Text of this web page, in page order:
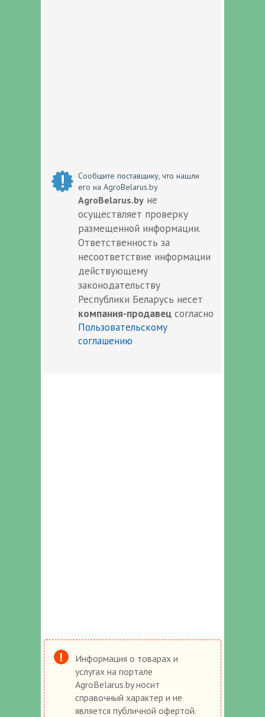
Сообщите поставщику, что нашли
его на AgroBelarus.by
AgroBelarus.by не
осуществляет проверку
размещенной информации.
Ответственность за
несоответствие информации
действующему
законодательству
Республики Беларусь несет
компания-продавец согласно
Пользовательскому
соглашению
Информация о товарах и
услугах на портале
AgroBelarus.by носит
справочный характер и не
является публичной офертой.